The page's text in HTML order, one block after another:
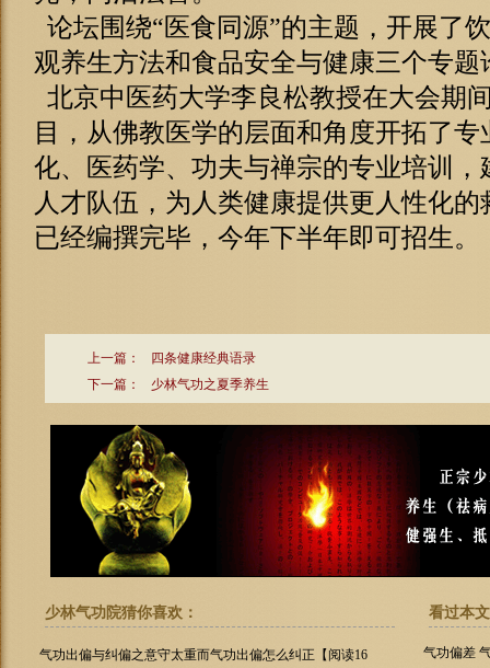
论坛围绕“医食同源”的主题，开展了
观养生方法和食品安全与健康三个专题
北京中医药大学李良松教授在大会期
目，从佛教医学的层面和角度开拓了
化、医药学、功夫与禅宗的专业培训
人才队伍，为人类健康提供更人性化
已经编撰完毕，今年下半年即可招生。
上一篇：
四条健康经典语录
下一篇：
少林气功之夏季养生
少林气功院猜你喜欢：
气功出偏与纠偏之意守太重而气功出偏怎么纠正【阅读16
看过本
气功偏差